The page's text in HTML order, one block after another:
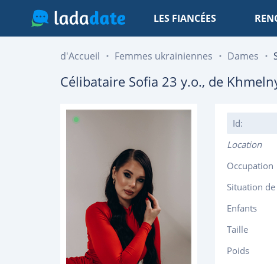
LES FIANCÉES
d'Accueil Femmes ukrainiennes Dames
Célibataire Sofia 23 y.o., de
Id:
Location
Occupation
Situation
Enfants
Taille
Poids